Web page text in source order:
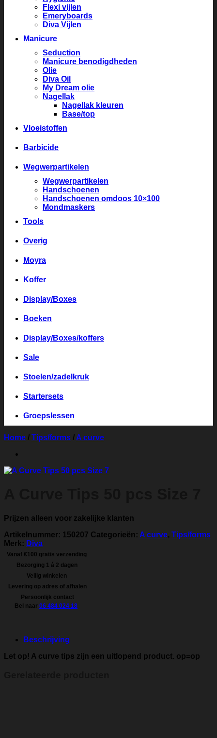
Flexi vijlen
Emeryboards
Diva Vijlen
Manicure
Seduction
Manicure benodigdheden
Olie
Diva Oil
My Dream olie
Nagellak
Nagellak kleuren
Base/top
Vloeistoffen
Barbicide
Wegwerpartikelen
Wegwerpartikelen
Handschoenen
Handschoenen omdoos 10×100
Mondmaskers
Tools
Overig
Moyra
Koffer
Display/Boxes
Boeken
Display/Boxes/koffers
Sale
Stoelen/zadelkruk
Startersets
Groepslessen
Home / Tips/forms / A curve
Prijzen alleen voor zakelijke klanten
Artikelnummer: 150207 Categorieën: A curve, Tips/forms
Merk: Diva
Vanaf €100 gratis verzending
Bezorging 1 á 2 dagen
Veilig winkelen
Levering op adres of afhalen
Persoonlijk contact
Bel naar 06 484 024 18
Beschrijving
Let op! A curve tips zijn een uitlopend product. op=op